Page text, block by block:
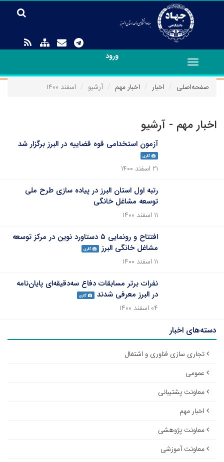
ورود
Toggle
navigation
صفحه‌اصلی
اخبار اخبار مهم آرشیو اسفند ۱۴۰۰
اخبار مهم - آرشیو
آزمون استخدامی قوه قضاییه در البرز برگزار شد
گالری
۲۱ اسفند ۱۴۰۰
رتبه اول استان البرز در پیاده سازی طرح ملی
توسعه مشاغل خانگی
۱۱ اسفند ۱۴۰۰
افتتاح و رونمایی ۵ دستاورد نوین در مرکز توسعه
مشاغل خانگی البرز
گالری
۱۱ اسفند ۱۴۰۰
نفرات برتر مسابقات دفاع سه‌دقیقه‌ای پایان‌نامه
در البرز معرفی شدند
گالری
۰۴ اسفند ۱۴۰۰
دسته‌های اخبار
تجاری سازی فناوری و اشتغال
عمومی
معاونت پشتیبانی
اخبار مهم
معاونت پژوهشی
معاونت آموزشی